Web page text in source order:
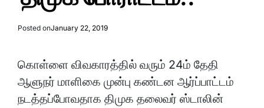
Posted onJanuary 22, 2019
கொள்ளை விவகாரத்தில் வரும் 24ம் தேதி
ஆளுநர் மாளிகை முன்பு கண்டன ஆர்ப்பாட்டம்
நடத்தப்போவதாக திமுக தலைவர் ஸ்டாலின்